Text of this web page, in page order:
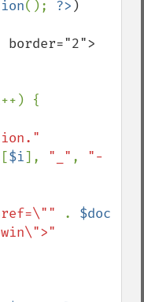
(); ?> )
++) {
[$i], "_" , "-
. $doc